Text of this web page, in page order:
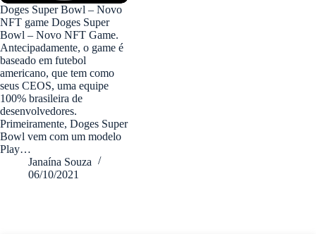
Doges Super Bowl – Novo
NFT game Doges Super
Bowl – Novo NFT Game.
Antecipadamente, o game é
baseado em futebol
americano, que tem como
seus CEOS, uma equipe
100% brasileira de
desenvolvedores.
Primeiramente, Doges Super
Bowl vem com um modelo
Play…
Janaína Souza
06/10/2021